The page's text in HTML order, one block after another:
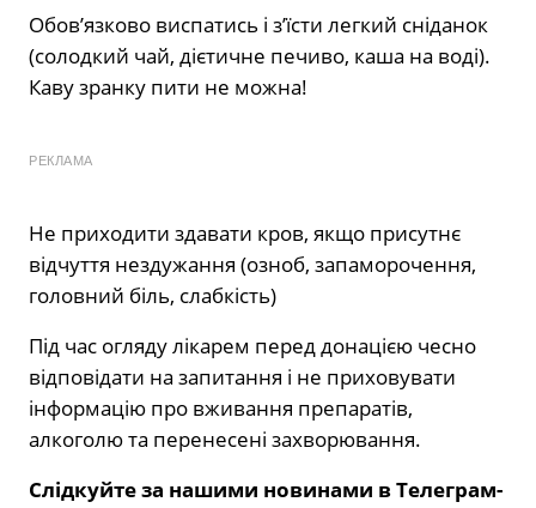
Обов’язково виспатись і з’їсти легкий сніданок
(солодкий чай, дієтичне печиво, каша на воді).
Каву зранку пити не можна!
РЕКЛАМА
Не приходити здавати кров, якщо присутнє
відчуття нездужання (озноб, запаморочення,
головний біль, слабкість)
Під час огляду лікарем перед донацією чесно
відповідати на запитання і не приховувати
інформацію про вживання препаратів,
алкоголю та перенесені захворювання.
Слідкуйте за нашими новинами в Телеграм-